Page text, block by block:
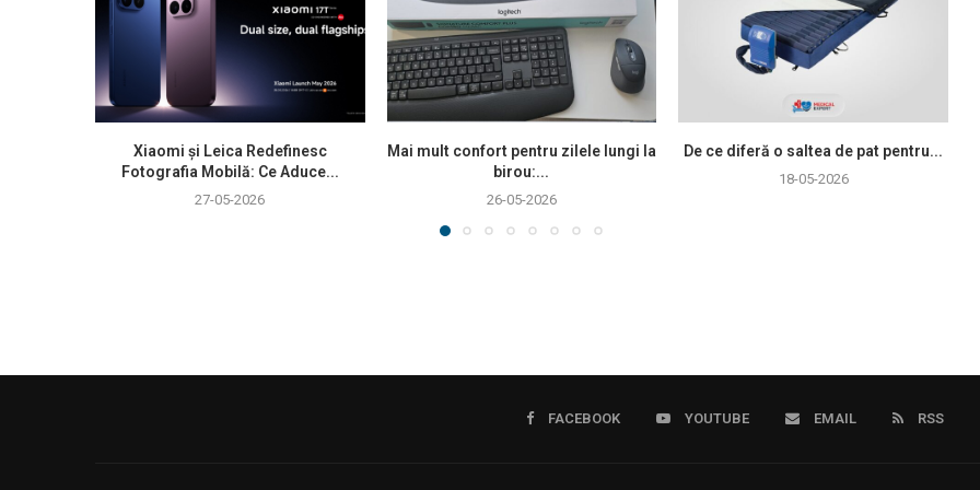
Xiaomi și Leica Redefinesc
Fotografia Mobilă: Ce Aduce...
27-05-2026
Mai mult confort pentru zilele lungi la
birou:...
26-05-2026
De ce diferă o saltea de pat pentru...
18-05-2026
FACEBOOK YOUTUBE EMAIL RSS